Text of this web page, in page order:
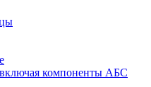
компоненты АБС